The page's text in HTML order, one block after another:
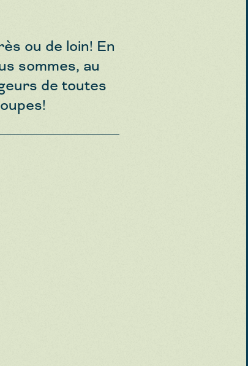
ou de loin! En
sommes, au
de toutes